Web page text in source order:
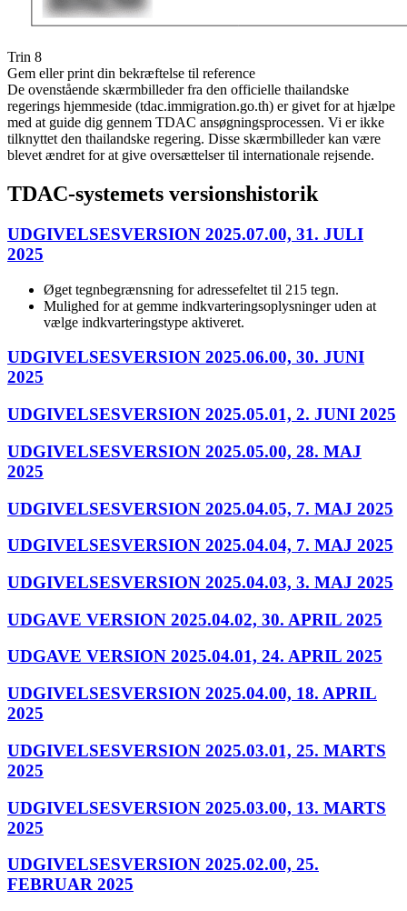
Trin 8
Gem eller print din bekræftelse til reference
De ovenstående skærmbilleder fra den officielle thailandske
regerings hjemmeside (tdac.immigration.go.th) er givet for at hjælpe
med at guide dig gennem TDAC ansøgningsprocessen. Vi er ikke
tilknyttet den thailandske regering. Disse skærmbilleder kan være
blevet ændret for at give oversættelser til internationale rejsende.
TDAC-systemets versionshistorik
UDGIVELSESVERSION 2025.07.00, 31. JULI
2025
Øget tegnbegrænsning for adressefeltet til 215 tegn.
Mulighed for at gemme indkvarteringsoplysninger uden at
vælge indkvarteringstype aktiveret.
UDGIVELSESVERSION 2025.06.00, 30. JUNI
2025
UDGIVELSESVERSION 2025.05.01, 2. JUNI 2025
UDGIVELSESVERSION 2025.05.00, 28. MAJ
2025
UDGIVELSESVERSION 2025.04.05, 7. MAJ 2025
UDGIVELSESVERSION 2025.04.04, 7. MAJ 2025
UDGIVELSESVERSION 2025.04.03, 3. MAJ 2025
UDGAVE VERSION 2025.04.02, 30. APRIL 2025
UDGAVE VERSION 2025.04.01, 24. APRIL 2025
UDGIVELSESVERSION 2025.04.00, 18. APRIL
2025
UDGIVELSESVERSION 2025.03.01, 25. MARTS
2025
UDGIVELSESVERSION 2025.03.00, 13. MARTS
2025
UDGIVELSESVERSION 2025.02.00, 25.
FEBRUAR 2025